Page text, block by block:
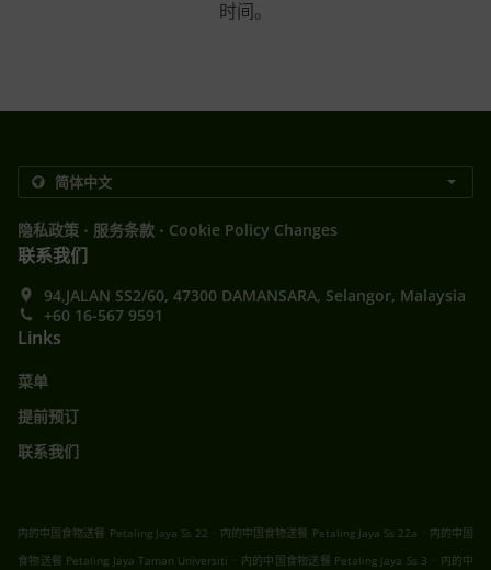
时间。
隐私政策 . 服务条款 . Cookie Policy Changes
联系我们
94,JALAN SS2/60, 47300 DAMANSARA, Selangor, Malaysia
+60 16-567 9591
Links
菜单
提前预订
联系我们
内的中国食物送餐 Petaling Jaya Ss 22 . 内的中国食物送餐 Petaling Jaya Ss 22a . 内的中国
食物送餐 Petaling Jaya Taman Universiti . 内的中国食物送餐 Petaling Jaya Ss 3 . 内的中